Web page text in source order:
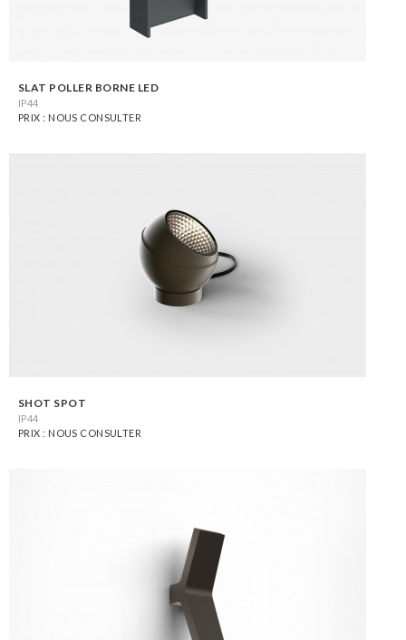
SLAT POLLER BORNE LED
IP44
PRIX : NOUS CONSULTER
SHOT SPOT
IP44
PRIX : NOUS CONSULTER